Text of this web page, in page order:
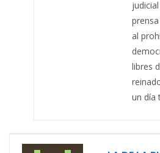
al
libres
un día